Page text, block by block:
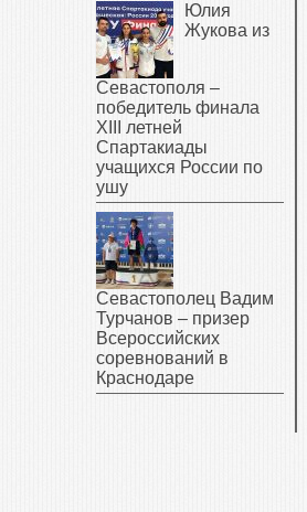
Юлия
Жукова из
Севастополя –
победитель финала
XIII летней
Спартакиады
учащихся России по
ушу
Севастополец Вадим
Турчанов – призер
Всероссийских
соревнований в
Краснодаре